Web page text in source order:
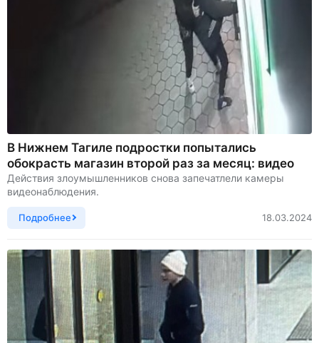
В Нижнем Тагиле подростки попытались
обокрасть магазин второй раз за месяц: видео
Действия злоумышленников снова запечатлели камеры
видеонаблюдения.
Подробнее 18.03.2024